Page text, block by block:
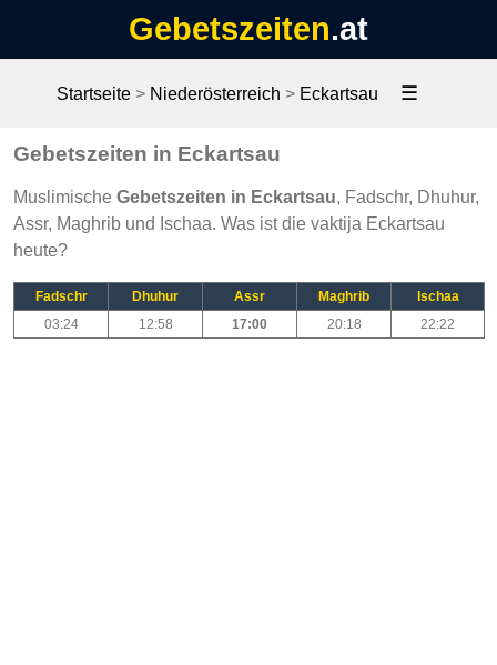
Gebetszeiten.at
Startseite > Niederösterreich > Eckartsau ☰
Gebetszeiten in Eckartsau
Muslimische Gebetszeiten in Eckartsau, Fadschr, Dhuhur,
Assr, Maghrib und Ischaa. Was ist die vaktija Eckartsau
heute?
Fadschr Dhuhur Assr Maghrib
Ischaa
03:24
12:58 17:00 20:18 22:22